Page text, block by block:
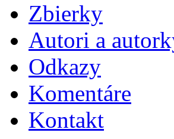
Zbierky
Autori a
Odkazy
Komentáre
Kontakt